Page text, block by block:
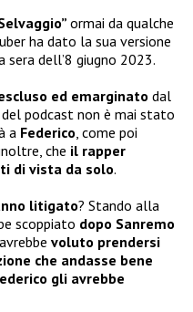
ormai da qualche
ha dato la sua versione
dell’8 giugno 2023.
ed emarginato dal
podcast non è mai stato
a Federico , come poi
che il rapper
di vista da solo.
litigato? Stando alla
scoppiato dopo Sanremo
voluto prendersi
che andasse bene
gli avrebbe